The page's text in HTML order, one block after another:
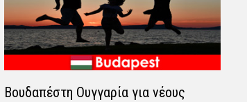
Βουδαπέστη Ουγγαρία για νέους